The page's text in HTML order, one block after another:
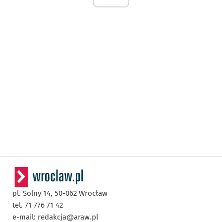
pl. Solny 14, 50-062 Wrocław
tel. 71 776 71 42
e-mail: redakcja@araw.pl